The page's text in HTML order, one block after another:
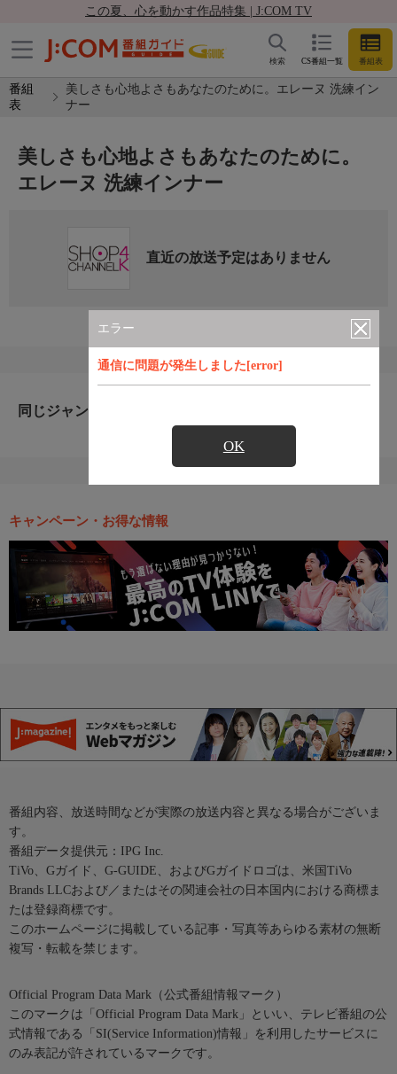
この夏、心を動かす作品特集 | J:COM TV
CS番組一覧 番組表
検索
番組
表
美しさも心地よさもあなたのために。エレーヌ 洗練イン
ナー
エラー
通信に問題が発生しました[error]
OK
美しさも心地よさもあなたのために。
エレーヌ 洗練インナー
直近の放送予定はありません
同じジャンルのおすすめ番組
キャンペーン・お得な情報
番組内容、放送時間などが実際の放送内容と異なる場合がございま
す。
番組データ提供元：IPG Inc.
TiVo、Gガイド、G-GUIDE、およびGガイドロゴは、米国TiVo
Brands LLCおよび／またはその関連会社の日本国内における商標ま
たは登録商標です。
このホームページに掲載している記事・写真等あらゆる素材の無断
複写・転載を禁じます。
Official Program Data Mark（公式番組情報マーク）
このマークは「Official Program Data Mark」といい、テレビ番組の公
式情報である「SI(Service Information)情報」を利用したサービスに
のみ表記が許されているマークです。